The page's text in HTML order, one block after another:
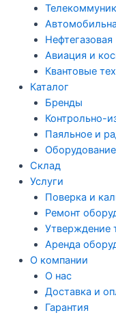
Нефтегазовая
Авиация и
Квантовые
Каталог
Бренды
Контрольно-
Паяльное и
Склад
Услуги
Поверка и
Ремонт
Утверждение
Аренда
О компании
О нас
Доставка и
Гарантия